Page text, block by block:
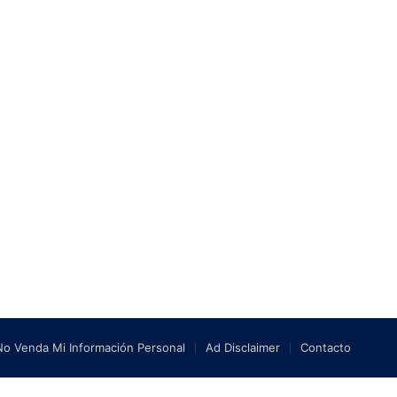
Venda Mi Información Personal Ad Disclaimer Contacto